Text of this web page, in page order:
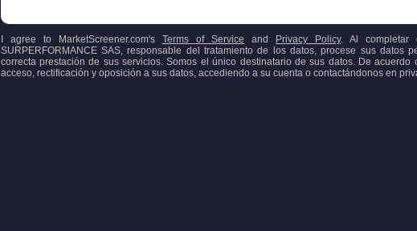
I agree to MarketScreener.com's Terms of Service and Privacy Policy. Al completar
SURPERFORMANCE SAS, responsable del tratamiento de los datos, procese sus datos
correcta prestación de sus servicios. Somos el único destinatario de sus datos. De
acceso, rectificación y oposición a sus datos, accediendo a su cuenta o contactándonos en